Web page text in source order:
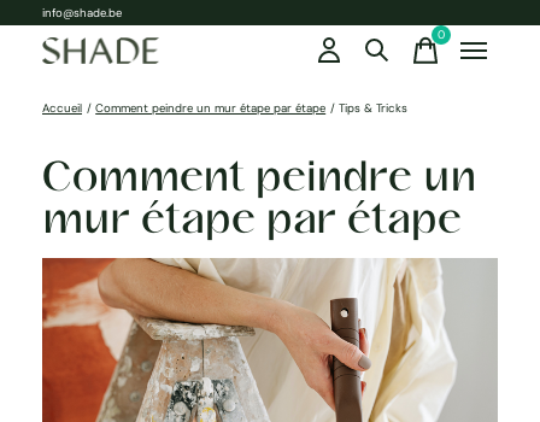
info@shade.be
0items
Accueil / Comment peindre un mur étape par étape / Tips & Tricks
Comment peindre un
mur étape par étape